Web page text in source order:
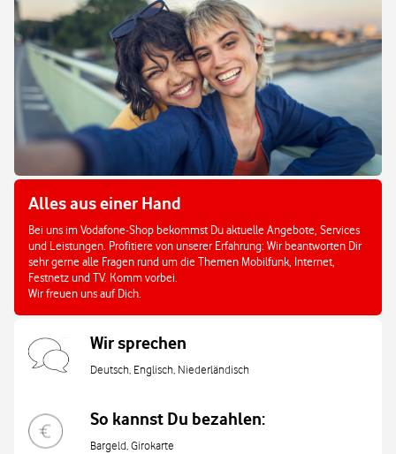
Alles aus einer Hand
Bei uns im Vodafone-Shop bekommst Du aktuelle Angebote, Services
und Leistungen. Profitiere von unserer Erfahrung: Wir beantworten Dir
sehr gerne alle Fragen rund um die Themen Mobilfunk, Internet,
Festnetz und TV. Komm vorbei.
Wir freuen uns auf Dich.
Wir sprechen
Deutsch, Englisch, Niederländisch
So kannst Du bezahlen:
Bargeld, Girokarte